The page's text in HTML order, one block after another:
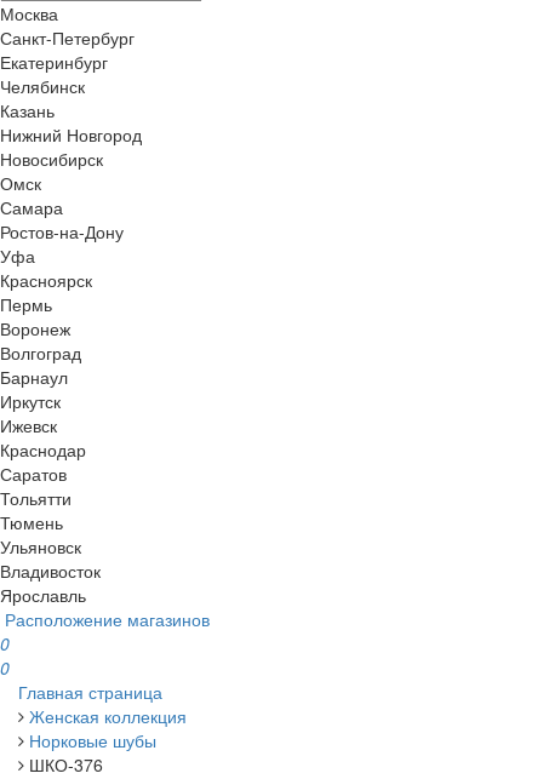
Москва
Санкт-Петербург
Екатеринбург
Челябинск
Казань
Нижний Новгород
Новосибирск
Омск
Самара
Ростов-на-Дону
Уфа
Красноярск
Пермь
Воронеж
Волгоград
Барнаул
Иркутск
Ижевск
Краснодар
Саратов
Тольятти
Тюмень
Ульяновск
Владивосток
Ярославль
Расположение магазинов
0
0
Главная страница
Женская коллекция
Норковые шубы
ШКО-376